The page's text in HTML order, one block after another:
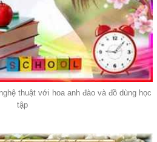
thuật với hoa anh đào và đồ dùng học
tập